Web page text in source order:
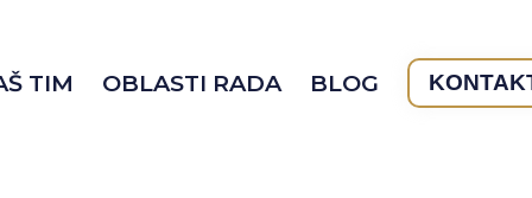
TIM OBLASTI RADA BLOG